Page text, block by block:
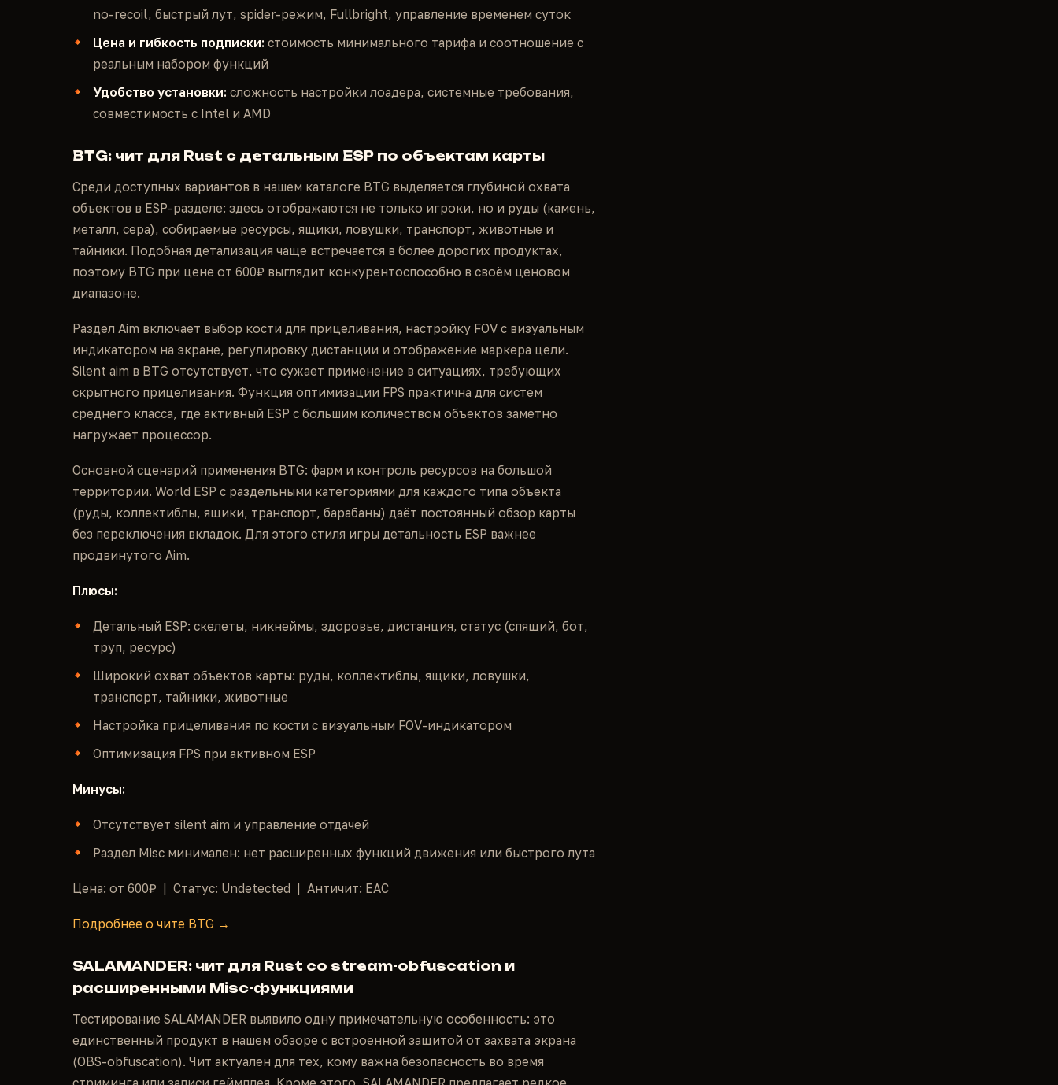
no-recoil, быстрый лут, spider-режим, Fullbright, управление временем суток
Цена и гибкость подписки: стоимость минимального тарифа и соотношение с
реальным набором функций
Удобство установки: сложность настройки лоадера, системные требования,
совместимость с Intel и AMD
BTG: чит для Rust с детальным ESP по объектам карты
Среди доступных вариантов в нашем каталоге BTG выделяется глубиной охвата
объектов в ESP-разделе: здесь отображаются не только игроки, но и руды (камень,
металл, сера), собираемые ресурсы, ящики, ловушки, транспорт, животные и
тайники. Подобная детализация чаще встречается в более дорогих продуктах,
поэтому BTG при цене от 600₽ выглядит конкурентоспособно в своём ценовом
диапазоне.
Раздел Aim включает выбор кости для прицеливания, настройку FOV с визуальным
индикатором на экране, регулировку дистанции и отображение маркера цели.
Silent aim в BTG отсутствует, что сужает применение в ситуациях, требующих
скрытного прицеливания. Функция оптимизации FPS практична для систем
среднего класса, где активный ESP с большим количеством объектов заметно
нагружает процессор.
Основной сценарий применения BTG: фарм и контроль ресурсов на большой
территории. World ESP с раздельными категориями для каждого типа объекта
(руды, коллектиблы, ящики, транспорт, барабаны) даёт постоянный обзор карты
без переключения вкладок. Для этого стиля игры детальность ESP важнее
продвинутого Aim.
Плюсы:
Детальный ESP: скелеты, никнеймы, здоровье, дистанция, статус (спящий, бот,
труп, ресурс)
Широкий охват объектов карты: руды, коллектиблы, ящики, ловушки,
транспорт, тайники, животные
Настройка прицеливания по кости с визуальным FOV-индикатором
Оптимизация FPS при активном ESP
Минусы:
Отсутствует silent aim и управление отдачей
Раздел Misc минимален: нет расширенных функций движения или быстрого лута
Цена: от 600₽ | Статус: Undetected | Античит: EAC
Подробнее о чите BTG →
SALAMANDER: чит для Rust со stream-obfuscation и
расширенными Misc-функциями
Тестирование SALAMANDER выявило одну примечательную особенность: это
единственный продукт в нашем обзоре с встроенной защитой от захвата экрана
(OBS-obfuscation). Чит актуален для тех, кому важна безопасность во время